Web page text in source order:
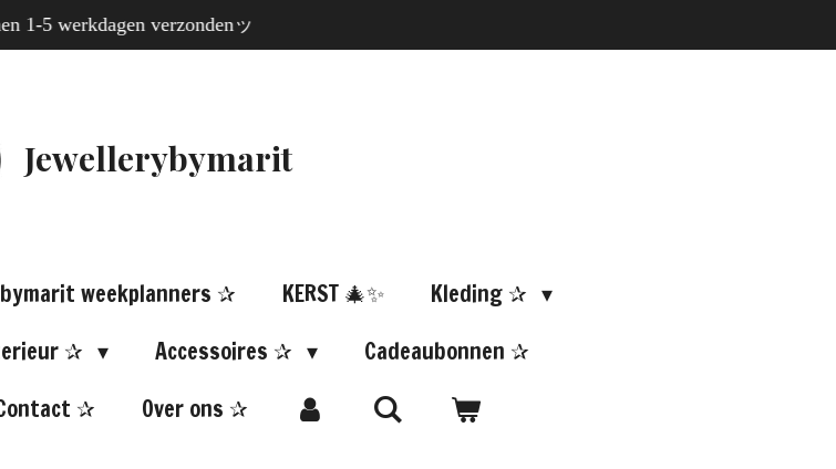
1-5 werkdagen verzondenッ
Jewellerybymarit
weekplanners ✰ KERST 🎄✨
Kleding ✰
✰ Accessoires ✰
Cadeaubonnen ✰
✰ Over ons ✰